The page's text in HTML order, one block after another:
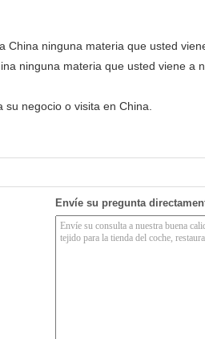
ninguna materia que usted
ninguna materia que usted viene a
negocio o visita en China.
Envíe su pregunta